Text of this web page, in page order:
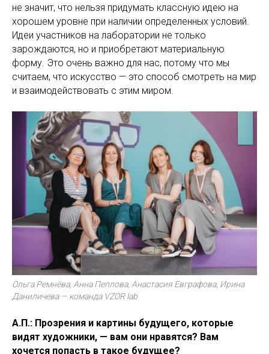
не значит, что нельзя придумать классную идею на
хорошем уровне при наличии определенных условий.
Идеи участников на лаборатории не только
зарождаются, но и приобретают материальную
форму. Это очень важно для нас, потому что мы
считаем, что искусство — это способ смотреть на мир
и взаимодействовать с этим миром.
Ольга Ремнёва, Анна Пеплова, Анастасия Евграфова, Ирина
Даниличева — команда VZOR lab
А.П.: Прозрения и картины будущего, которые
видят художники, — вам они нравятся? Вам
хочется попасть в такое будущее?